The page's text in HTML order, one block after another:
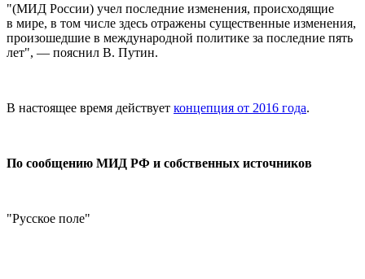
"(МИД России) учел последние изменения, происходящие
в мире, в том числе здесь отражены существенные изменения,
произошедшие в международной политике за последние пять
лет", — пояснил В. Путин.
В настоящее время действует концепция от 2016 года.
По сообщению МИД РФ и собственных источников
"Русское поле"